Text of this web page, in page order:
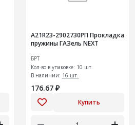
А21R23-2902730РП Прокладка
пружины ГАЗель NEXT
БРТ
Кол-во в упаковке: 10 шт.
В наличии: 16 шт.
176.67 ₽
Купить